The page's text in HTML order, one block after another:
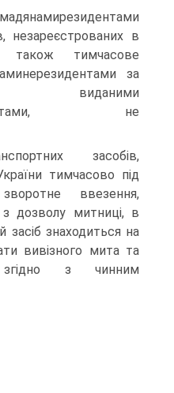
незареєстрованих в
також тимчасове
за
виданими
не
засобів,
тимчасово під
ввезення,
з дозволу митниці, в
засіб знаходиться на
вивізного мита та
з чинним